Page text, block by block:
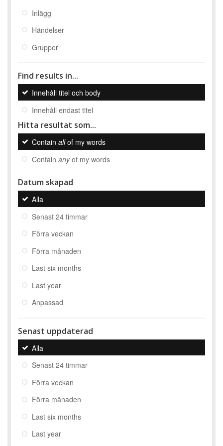
Inlägg
Händelser
Grupper
Find results in...
Innehåll titel och body
Innehåll endast titel
Hitta resultat som...
Contain allof my words
Contain anyof my words
Datum skapad
Alla
Senast 24 timmar
Förra veckan
Förra månaden
Last six months
Last year
Anpassad
Senast uppdaterad
Alla
Senast 24 timmar
Förra veckan
Förra månaden
Last six months
Last year